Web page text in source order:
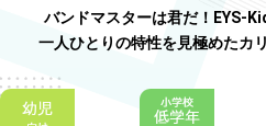
バンドマスターは君だ！EYS-
一人ひとりの特性を見極めたカ